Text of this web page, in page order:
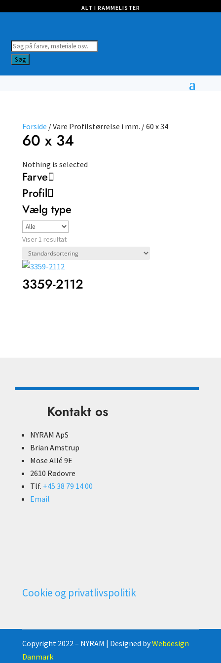
ALT I RAMMELISTER
Products
search
Søg
Forside / Vare Profilstørrelse i mm. / 60 x 34
60 x 34
Nothing is selected
Farve
Profil
Vælg type
Viser 1 resultat
3359-2112
Kontakt os
NYRAM ApS
Brian Amstrup
Mose Allé 9E
2610 Rødovre
Tlf. +45 38 79 14 00
Email
Cookie og privatlivspolitik
Copyright 2022 – NYRAM | Designed byWebdesign
Danmark